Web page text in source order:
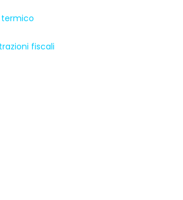
fiscali